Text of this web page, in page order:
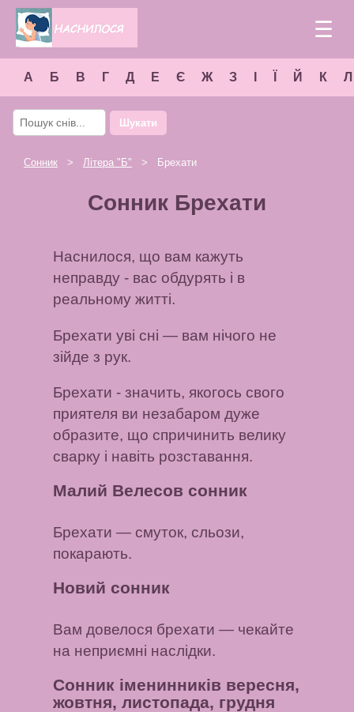
☰
А Б В Г Д Е Є Ж З Й К Л
Шукати
Сонник > Літера " Б" > Брехати
Сонник Брехати
Наснилося, що вам кажуть
неправду - вас обдурять і в
реальному житті.
Брехати уві сні — вам нічого не
зійде з рук.
Брехати - значить, якогось свого
приятеля ви незабаром дуже
образите, що спричинить велику
сварку і навіть розставання.
Малий Велесов сонник
Брехати — смуток, сльози,
покарають.
Новий сонник
Вам довелося брехати — чекайте
на неприємні наслідки.
Сонник іменинників вересня,
жовтня, листопада, грудня